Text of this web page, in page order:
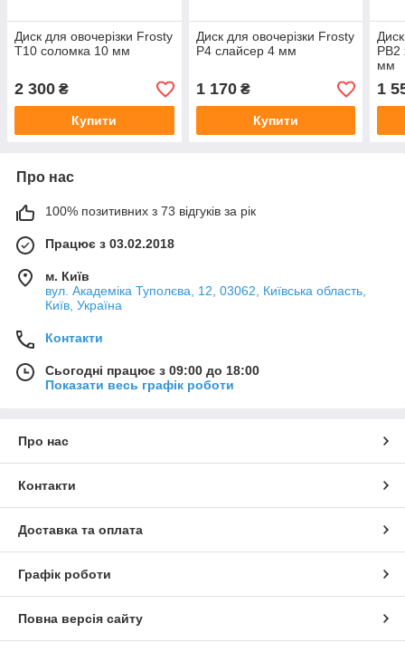
Диск для овочерізки Frosty
T10 соломка 10 мм
2 300 ₴
Купити
Диск для овочерізки Frosty
P4 слайсер 4 мм
1 170₴
Купити
PB2
мм
1
Про нас
100% позитивних з 73 відгуків за рік
Працює з 03.02.2018
м. Київ
вул. Академіка Туполєва, 12, 03062, Київська область,
Київ, Україна
Контакти
Сьогодні працює з 09:00 до 18:00
Показати весь графік роботи
Про нас
Контакти
Доставка та оплата
Графік роботи
Повна версія сайту